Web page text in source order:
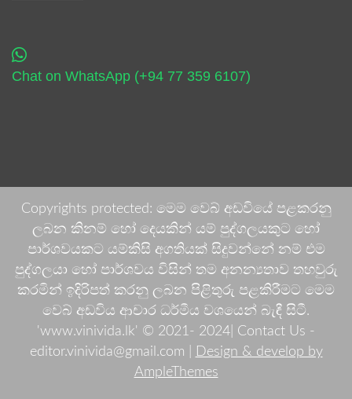
Chat on WhatsApp (+94 77 359 6107)
Copyrights protected: මෙම වෙබ් අඩවියේ පළකරනු
ලබන කිනම් හෝ දෙයකින් යම් පුද්ගලයකුට හෝ
පාර්ශවයකට යම්කිසි අගතියක් සිදුවන්නේ නම් එම
පුද්ගලයා හෝ පාර්ශවය විසින් තම අනන්‍යතාව තහවුරු
කරමින් ඉදිරිපත් කරනු ලබන පිළිතුරු පළකිරීමට මෙම
වෙබ් අඩවිය ආචාර ධර්මීය වශයෙන් බැඳී සිටී.
'www.vinivida.lk' © 2021- 2024| Contact Us -
editor.vinivida@gmail.com |
Design & develop by
AmpleThemes